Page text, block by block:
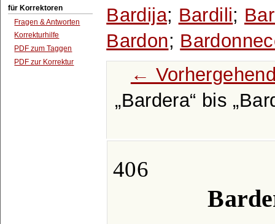
für Korrektoren
Fragen & Antworten
Korrekturhilfe
PDF zum Taggen
PDF zur Korrektur
Bardija; Bardili;
Bardon;
←
Bardera
bis
406